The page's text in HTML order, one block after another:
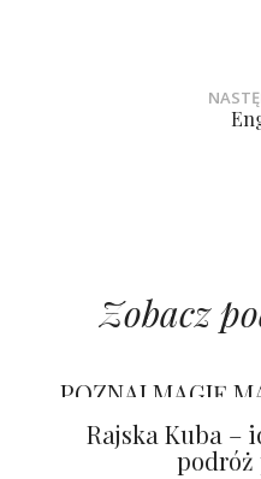
Zobacz
12 miesięcy w
POZNAJ MAGIĘ
podróż
Rajska Kuba –
podróż